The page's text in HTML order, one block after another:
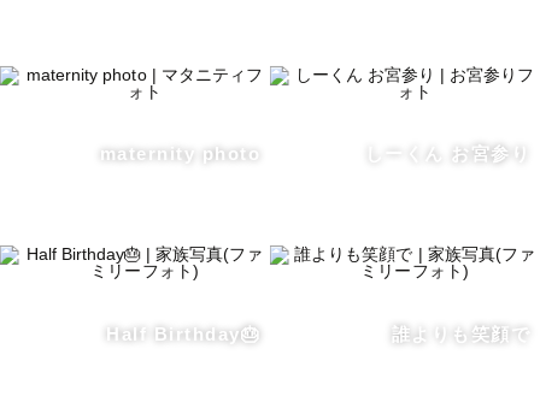
妻を笑わせようと思って
冗談で始まった呼び名が、
maternity photo しーくん お宮参り
Half Birthday🎂 誰よりも笑顔で